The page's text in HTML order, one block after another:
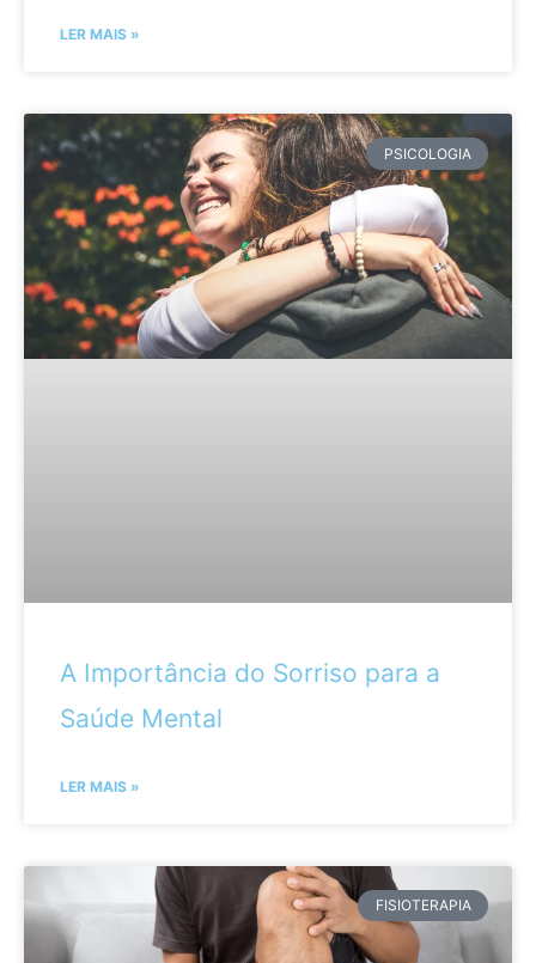
LER MAIS »
PSICOLOGIA
A Importância do Sorriso para a
Saúde Mental
LER MAIS »
FISIOTERAPIA